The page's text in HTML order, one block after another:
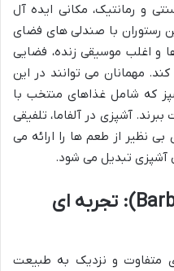
و رمانتیک، مکانی ایده آل
رستوران با صندلی های فضای
و اغلب موسیقی زنده، فضایی
مهمانان می توانند در این
که شامل غذاهای منتخب با
آشپزی در آلفاما، تلفیقی
نظیر از طعم ها را ارائه می
آشپزی تبدیل می شود.
رستوران باربیکیو (Barbeque): تجربه ای
متفاوت و نزدیک به طبیعت